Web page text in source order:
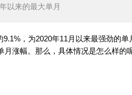
以来的最大单月
，为2020年11月以来最强劲的单
月涨幅。那么，具体情况是怎么样的